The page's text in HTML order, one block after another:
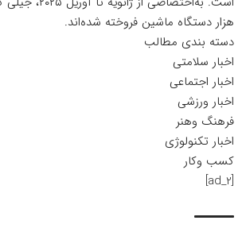
هزار دستگاه ماشین فروخته شده‌اند.
دسته بندی مطالب
اخبار سلامتی
اخبار اجتماعی
اخبار ورزشی
فرهنگ وهنر
اخبار تکنولوژی
کسب وکار
[ad_2]